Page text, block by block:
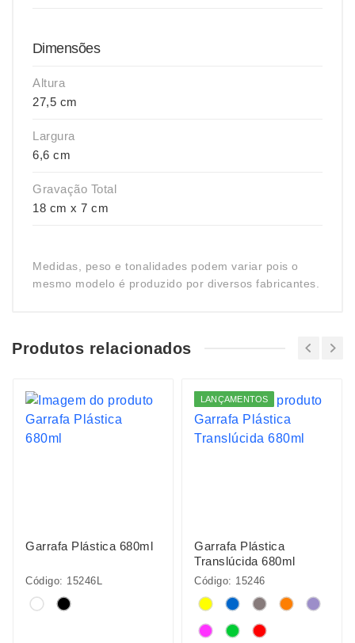
Dimensões
Altura
27,5 cm
Largura
6,6 cm
Gravação Total
18 cm x 7 cm
Medidas, peso e tonalidades podem variar pois o
mesmo modelo é produzido por diversos fabricantes.
Produtos relacionados
Garrafa Plástica 680ml
Código: 15246L
LANÇAMENTOS
Garrafa Plástica
Translúcida 680ml
Código: 15246